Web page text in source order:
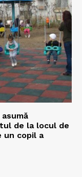
de la locul de
un copil a